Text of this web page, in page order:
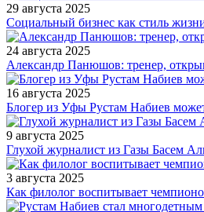
29 августа 2025
Социальный бизнес как стиль
24 августа 2025
Александр Панюшов: тренер,
16 августа 2025
Блогер из Уфы Рустам Набиев
9 августа 2025
Глухой журналист из Газы Басем
3 августа 2025
Как филолог воспитывает